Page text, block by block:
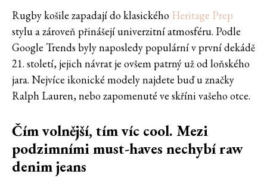
Rugby košile zapadají do klasického Heritage Prep
stylu a zároveň přinášejí univerzitní atmosféru. Podle
Google Trends byly naposledy populární v první dekádě
21. století, jejich návrat je ovšem patrný už od loňského
jara. Nejvíce ikonické modely najdete buď u značky
Ralph Lauren, nebo zapomenuté ve skříni vašeho otce.
Čím volnější, tím víc cool. Mezi
podzimními must-haves nechybí raw
denim jeans